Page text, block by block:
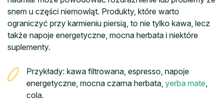
snem u części niemowląt. Produkty, które warto
ograniczyć przy karmieniu piersią, to nie tylko kawa, lecz
także napoje energetyczne, mocna herbata i niektóre
suplementy.
Przykłady: kawa filtrowana, espresso, napoje
energetyczne, mocna czarna herbata, yerba mate,
cola.